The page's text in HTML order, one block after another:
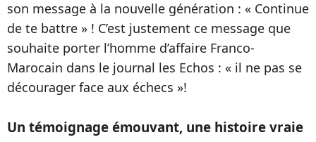
son message à la nouvelle génération : « Continue
de te battre » ! C’est justement ce message que
souhaite porter l’homme d’affaire Franco-
Marocain dans le journal les Echos : « il ne pas se
décourager face aux échecs »!
Un témoignage émouvant, une histoire vraie